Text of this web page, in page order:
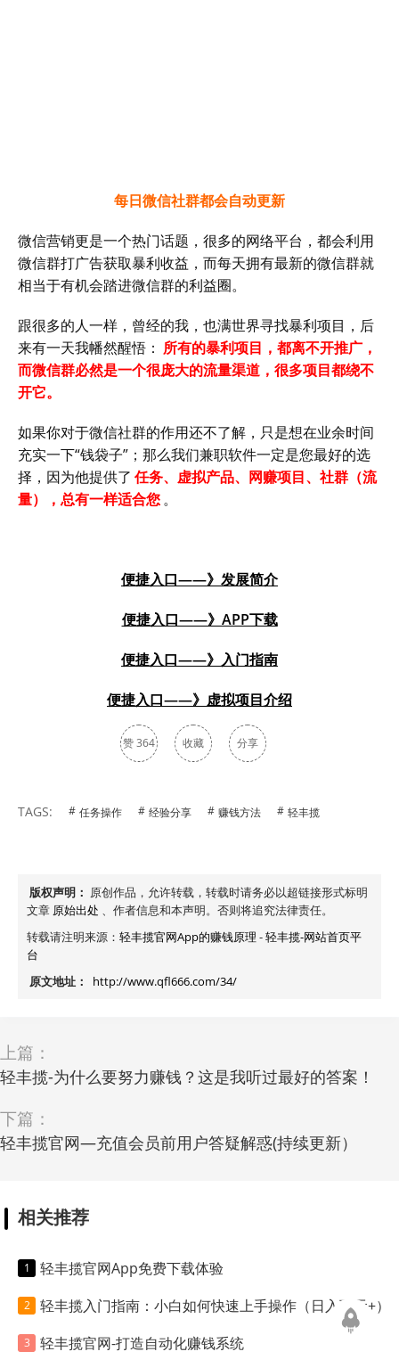
每日微信社群都会自动更新
微信营销更是一个热门话题，很多的网络平台，都会利用
微信群打广告获取暴利收益，而每天拥有最新的微信群就
相当于有机会踏进微信群的利益圈。
跟很多的人一样，曾经的我，也满世界寻找暴利项目，后
来有一天我幡然醒悟： 所有的暴利项目，都离不开推广，
而微信群必然是一个很庞大的流量渠道，很多项目都绕不
开它。
如果你对于微信社群的作用还不了解，只是想在业余时间
充实一下“钱袋子”；那么我们兼职软件一定是您最好的选
择，因为他提供了 任务、虚拟产品、网赚项目、社群（流
量），总有一样适合您。
便捷入口——》发展简介
便捷入口——》APP下载
便捷入口——》入门指南
便捷入口——》虚拟项目介绍
赞364 收藏 分享
TAGS: 任务操作 经验分享 赚钱方法 轻丰揽
版权声明： 原创作品，允许转载，转载时请务必以超链接形式标明
文章 原始出处 、作者信息和本声明。否则将追究法律责任。
转载请注明来源： 轻丰揽官网App的赚钱原理 -轻丰揽-网站首页平
台
原文地址：
http://www.qfl666.com/34/
上篇：
轻丰揽-为什么要努力赚钱？这是我听过最好的答案！
下篇：
轻丰揽官网—充值会员前用户答疑解惑(持续更新）
相关推荐
轻丰揽官网App免费下载体验
轻丰揽入门指南：小白如何快速上手操作（日入百元+）
轻丰揽官网-打造自动化赚钱系统